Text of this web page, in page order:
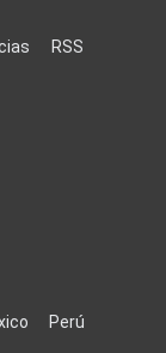
RSS
Perú